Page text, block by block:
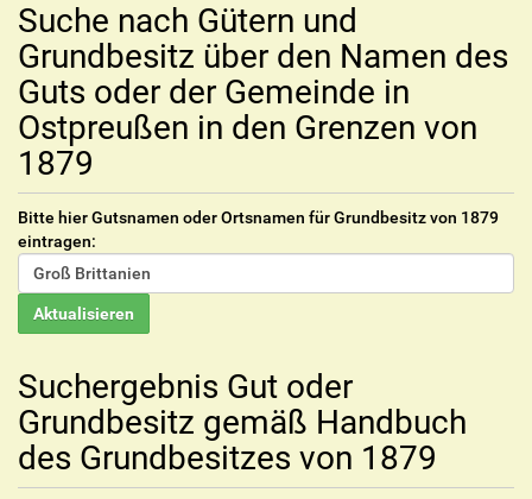
Suche nach Gütern und
Grundbesitz über den Namen des
Guts oder der Gemeinde in
Ostpreußen in den Grenzen von
1879
Bitte hier Gutsnamen oder Ortsnamen für Grundbesitz von 1879
eintragen:
Suchergebnis Gut oder
Grundbesitz gemäß Handbuch
des Grundbesitzes von 1879